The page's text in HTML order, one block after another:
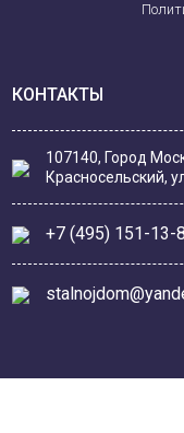
КОНТАКТЫ
107140, Город
Красносельский,
+7 (495) 151-13-